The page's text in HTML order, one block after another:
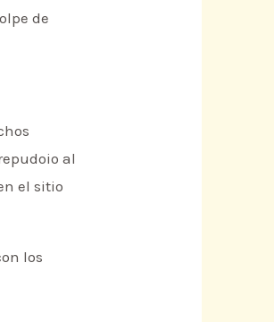
de
al
el sitio
los